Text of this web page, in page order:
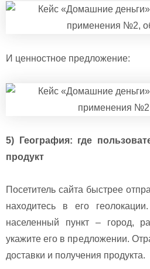
И ценностное предложение:
5) География: где
продукт
Посетитель сайта быстрее
находитесь в его
населенный пункт – город,
укажите его в предложении.
доставки и получения продукта.